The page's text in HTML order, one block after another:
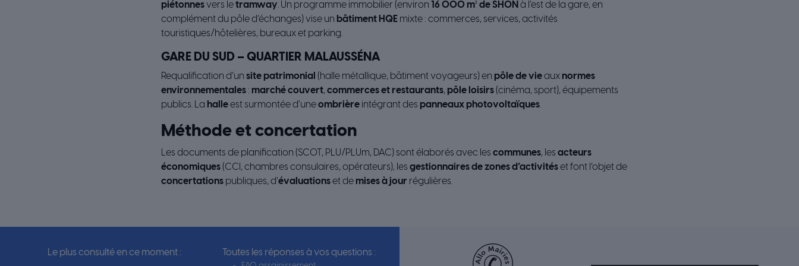
piétonnesvers letramway. Un programme immobilier (environ 16 000 m² de SHONà l’est de la gare, en
complément du pôle d’échanges) vise un bâtiment HQEmixte : commerces, services, activités
touristiques/hôtelières, bureaux et parking.
GARE DU SUD – QUARTIER MALAUSSÉNA
Requalification d’un site patrimonial (halle métallique, bâtiment voyageurs) en pôle de vieaux normes
environnementales: marché couvert,commerces et restaurants, pôle loisirs(cinéma, sport), équipements
publics. La halleest surmontée d’uneombrièreintégrant des panneaux photovoltaïques.
Méthode et concertation
Les documents de planification (SCOT, PLU/PLUm, DAC) sont élaborés avec les communes, les acteurs
économiques(CCI, chambres consulaires, opérateurs), les gestionnaires de zones d’activitéset font l’objet de
concertationspubliques, d’évaluationset de mises à jour régulières.
Le plus consulté en ce moment : Toutes les réponses à vos questions :